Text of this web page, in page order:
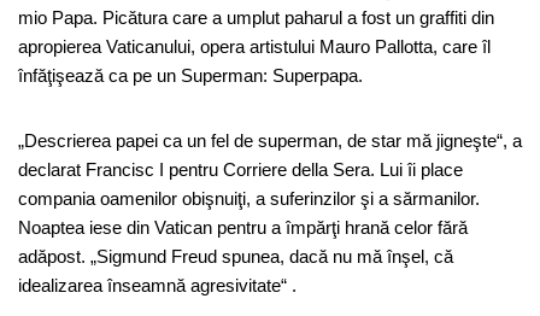
mio Papa. Picătura care a umplut paharul a fost un graffiti din
apropierea Vaticanului, opera artistului Mauro Pallotta, care îl
înfăţişează ca pe un Superman: Superpapa.
„Descrierea papei ca un fel de superman, de star mă jigneşte“, a
declarat Francisc I pentru Corriere della Sera. Lui îi place
compania oamenilor obişnuiţi, a suferinzilor şi a sărmanilor.
Noaptea iese din Vatican pentru a împărţi hrană celor fără
adăpost. „Sigmund Freud spunea, dacă nu mă înşel, că
idealizarea înseamnă agresivitate“ .